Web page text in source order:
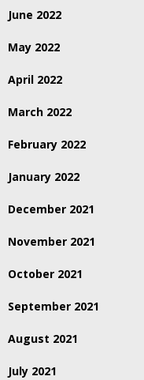
June 2022
May 2022
April 2022
March 2022
February 2022
January 2022
December 2021
November 2021
October 2021
September 2021
August 2021
July 2021